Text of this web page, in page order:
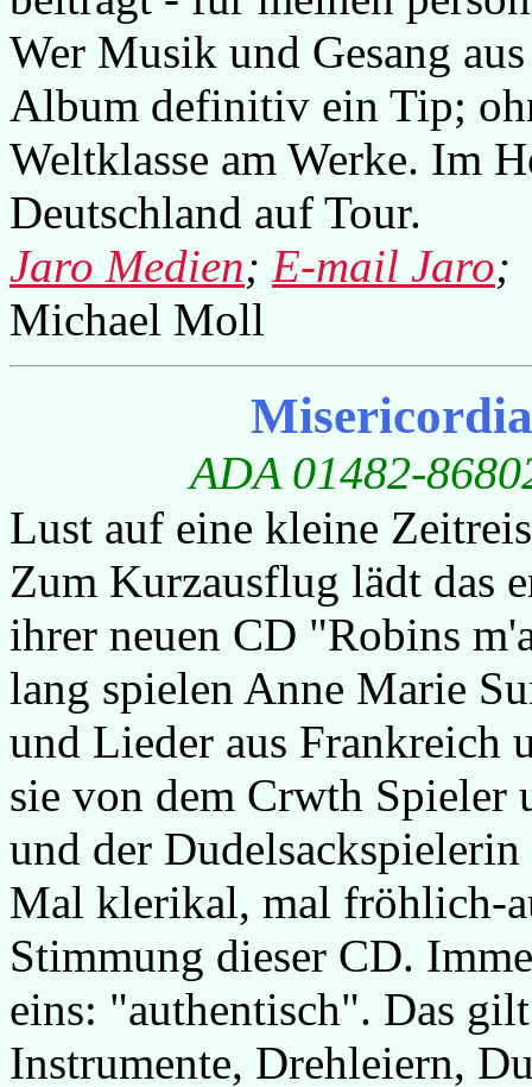
Wer Musik und Gesang
Album definitiv ein Tip;
Weltklasse am Werke. Im
Deutschland auf Tour.
Jaro Medien; E-mail Jaro;
Michael Moll
ADA 01482-
Lust auf eine kleine
Zum Kurzausflug lädt das
ihrer neuen CD "Robins
lang spielen Anne Marie
und Lieder aus Frankreich
sie von dem Crwth Spieler
und der
Mal klerikal, mal fröhlich-
Stimmung dieser CD.
eins: "authentisch". Das
Instrumente, Drehleiern,